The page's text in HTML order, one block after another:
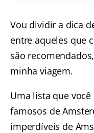
Vou dividir a dica
entre aqueles que
são
minha viagem.
Uma lista que
famosos de
imperdíveis de